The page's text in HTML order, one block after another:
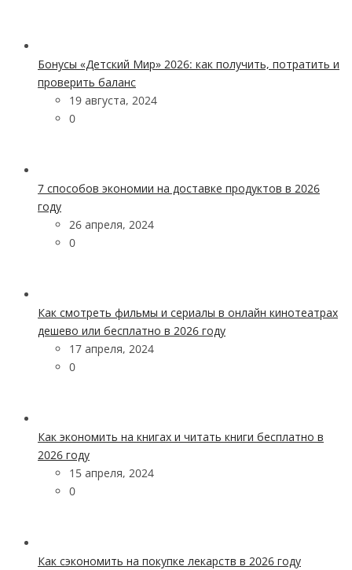
Бонусы «Детский Мир» 2026: как получить, потратить и
проверить баланс
19 августа, 2024
0
7 способов экономии на доставке продуктов в 2026
году
26 апреля, 2024
0
Как смотреть фильмы и сериалы в онлайн кинотеатрах
дешево или бесплатно в 2026 году
17 апреля, 2024
0
Как экономить на книгах и читать книги бесплатно в
2026 году
15 апреля, 2024
0
Как сэкономить на покупке лекарств в 2026 году